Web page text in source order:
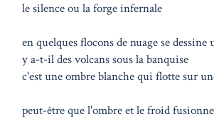
le silence ou la forge infernale
en quelques flocons de nuage se dessine
y a-t-il des volcans sous la banquise
c'est une ombre blanche qui flotte sur
peut-être que l'ombre et le froid